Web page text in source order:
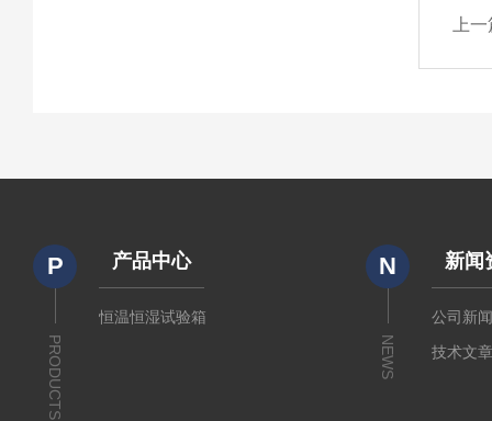
上
P
PRODUCTS
产品中心
恒温恒湿试验箱
N
NEWS
新闻
公司新
技术文